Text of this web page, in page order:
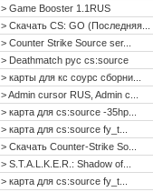
> Game Booster 1.1RUS
> Скачать CS: GO (Последняя...
> Counter Strike Source ser...
> Deathmatch рус cs:source
> карты для кс соурс сборни...
> Admin cursor RUS, Admin c...
> карта для cs:source -35hp...
> карта для cs:source fy_t...
> Скачать Counter-Strike So...
> S.T.A.L.K.E.R.: Shadow of...
> карта для cs:source fy_t...